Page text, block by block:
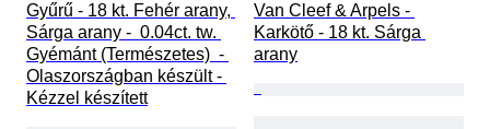
Gyűrű - 18 kt. Fehér arany,
Sárga arany -  0.04ct. tw.
Gyémánt (Természetes)  -
Olaszországban készült -
Kézzel készített
Van Cleef & Arpels -
Karkötő - 18 kt. Sárga
arany